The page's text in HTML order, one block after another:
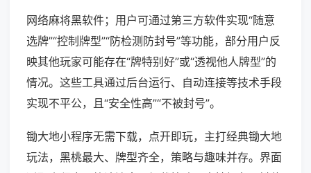
网络麻将黑软件；用户可通过第三方软件实现“随意
选牌”“控制牌型”“防检测防封号”等功能，部分用户反
映其他玩家可能存在“牌特别好”或“透视他人牌型”的
情况。这些工具通过后台运行、自动连接等技术手段
实现不平公，且“安全性高”“不被封号”。
锄大地小程序无需下载，点开即玩，主打经典锄大地
玩法，黑桃最大、牌型齐全，策略与趣味并存。界面